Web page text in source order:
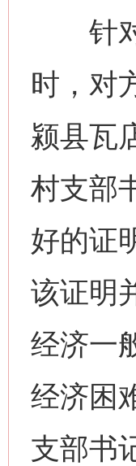
针对
时，对
颍县瓦
村支部
好的证
该证明
经济一
经济困
支部书